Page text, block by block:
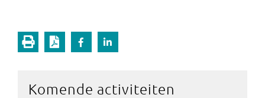
Komende activiteiten